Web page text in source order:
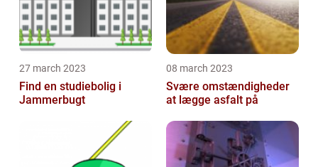
27 march 2023
Find en studiebolig i
Jammerbugt
08 march 2023
Svære omstændigheder
at lægge asfalt på